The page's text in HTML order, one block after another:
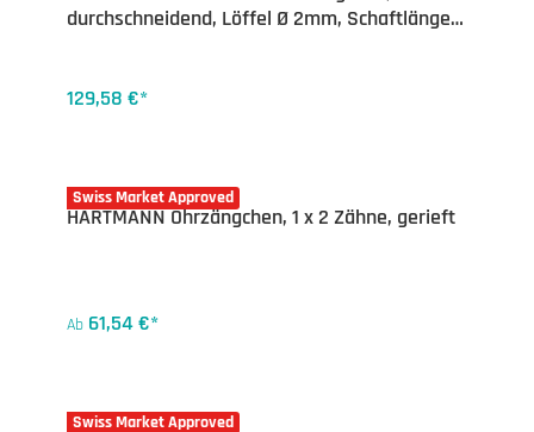
durchschneidend, Löffel Ø 2mm, Schaftlänge
129,58 €*
Swiss Market Approved
20-4863X
HARTMANN Ohrzängchen, 1 x 2 Zähne, gerieft
Ab 61,54 €*
Swiss Market Approved
20-4867X